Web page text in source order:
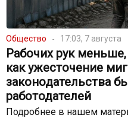
Общество 17:03, 7 августа
Рабочих рук
как ужесточение
законодательства
работодателей
Подробнее в нашем